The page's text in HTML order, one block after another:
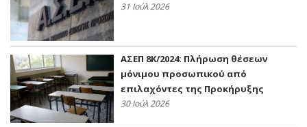
31 Ιούλ 2026
ΑΣΕΠ 8Κ/2024: Πλήρωση θέσεων
μόνιμου προσωπικού από
επιλαχόντες της Προκήρυξης
30 Ιούλ 2026